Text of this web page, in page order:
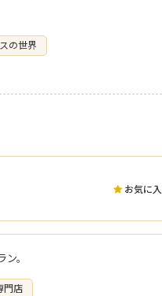
の世界
お気に
。
門店